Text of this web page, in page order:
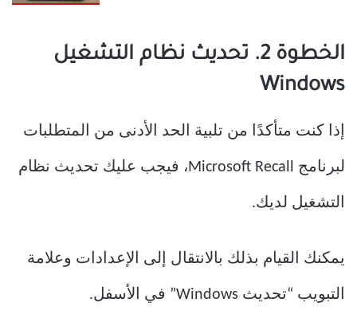
الخطوة 2. تحديث نظام التشغيل
Windows
إذا كنت متأكدًا من تلبية الحد الأدنى من المتطلبات
لبرنامج Microsoft Recall، فيجب عليك تحديث نظام
التشغيل لديك.
يمكنك القيام بذلك بالانتقال إلى الإعدادات وعلامة
التبويب “تحديث Windows” في الأسفل.